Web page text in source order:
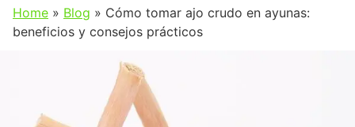
Home » Blog » Cómo tomar ajo crudo en ayunas:
beneficios y consejos prácticos